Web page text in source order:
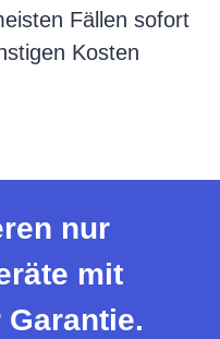
Fällen sofort
Kosten
nur
mit